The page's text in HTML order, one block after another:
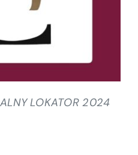
LOKATOR 2024